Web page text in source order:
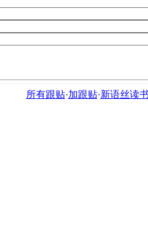
所有跟贴·加跟贴·新语丝读